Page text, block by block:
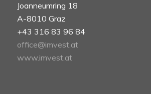
Joanneumring 18
A-8010 Graz
+43 316 83 96 84
office@imvest.at
www.imvest.at